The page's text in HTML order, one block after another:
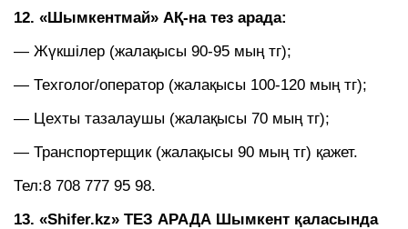
12. «Шымкентмай» АҚ-на тез арада:
— Жүкшілер (жалақысы 90-95 мың тг);
— Техголог/оператор (жалақысы 100-120 мың тг);
— Цехты тазалаушы (жалақысы 70 мың тг);
— Транспортерщик (жалақысы 90 мың тг) қажет.
Тел:8 708 777 95 98.
13. «Shifer.kz» ТЕЗ АРАДА Шымкент қаласында